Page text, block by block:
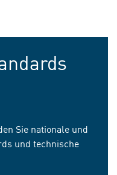
Sie nationale und
und technische